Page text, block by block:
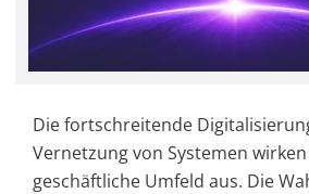
Die fortschreitende
Vernetzung von Systemen
geschäftliche Umfeld aus. Die